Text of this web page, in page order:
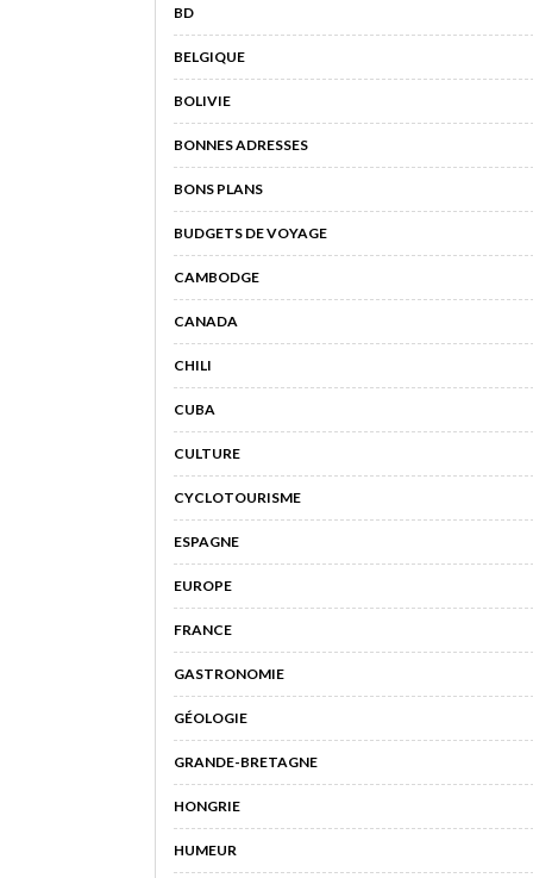
BD
BELGIQUE
BOLIVIE
BONNES ADRESSES
BONS PLANS
BUDGETS DE VOYAGE
CAMBODGE
CANADA
CHILI
CUBA
CULTURE
CYCLOTOURISME
ESPAGNE
EUROPE
FRANCE
GASTRONOMIE
GÉOLOGIE
GRANDE-BRETAGNE
HONGRIE
HUMEUR